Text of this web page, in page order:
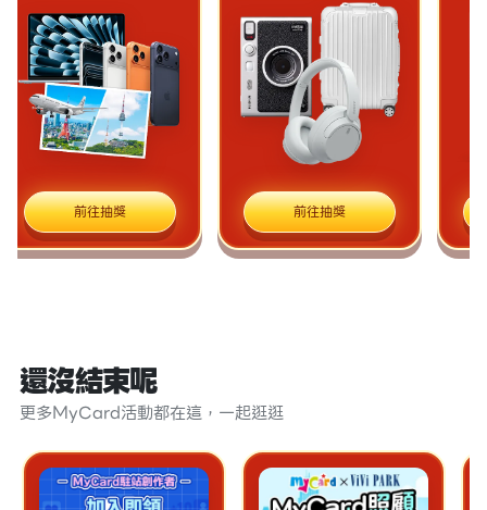
前往抽獎 前往抽獎
還沒結束呢
更多MyCard活動都在這，一起逛逛